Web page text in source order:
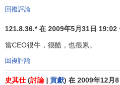
回複評論
121.8.36.* 在 2009年5月31日 19:02
當CEO很牛，很酷，也很累。
回複評論
史其仕(討論 | 貢獻) 在 2009年12月